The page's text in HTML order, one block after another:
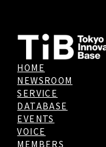
HOME
NEWSROOM
SERVICE
DATABASE
EVENTS
VOICE
MEMBERS